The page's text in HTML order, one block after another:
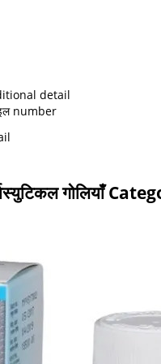
detail
number
गोलियाँ